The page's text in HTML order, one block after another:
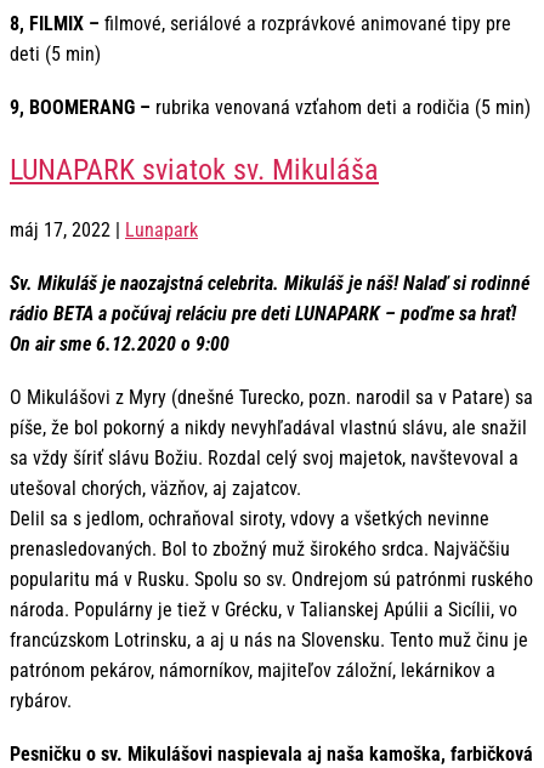
8, FILMIX – filmové, seriálové a rozprávkové animované tipy pre
deti (5 min)
9, BOOMERANG – rubrika venovaná vzťahom deti a rodičia (5 min)
LUNAPARK sviatok sv. Mikuláša
máj 17, 2022 | Lunapark
Sv. Mikuláš je naozajstná celebrita. Mikuláš je náš! Nalaď si rodinné
rádio BETA a počúvaj reláciu pre deti LUNAPARK – poďme sa hrať!
On air sme 6.12.2020 o 9:00
O Mikulášovi z Myry (dnešné Turecko, pozn. narodil sa v Patare) sa
píše, že bol pokorný a nikdy nevyhľadával vlastnú slávu, ale snažil
sa vždy šíriť slávu Božiu. Rozdal celý svoj majetok, navštevoval a
utešoval chorých, väzňov, aj zajatcov.
Delil sa s jedlom, ochraňoval siroty, vdovy a všetkých nevinne
prenasledovaných. Bol to zbožný muž širokého srdca. Najväčšiu
popularitu má v Rusku. Spolu so sv. Ondrejom sú patrónmi ruského
národa. Populárny je tiež v Grécku, v Talianskej Apúlii a Sicílii, vo
francúzskom Lotrinsku, a aj u nás na Slovensku. Tento muž činu je
patrónom pekárov, námorníkov, majiteľov záložní, lekárnikov a
rybárov.
Pesničku o sv. Mikulášovi naspievala aj naša kamoška, farbičková